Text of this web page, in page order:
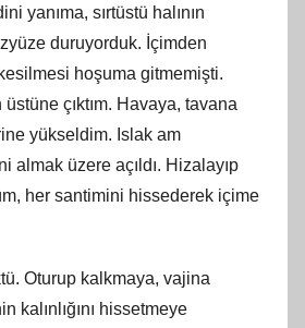
yanıma, sırtüstü halının
duruyorduk. İçimden
hoşuma gitmemişti.
çıktım. Havaya, tavana
yükseldim. Islak am
almak üzere açıldı. Hizalayıp
her santimini hissederek içime
Oturup kalkmaya, vajina
kalınlığını hissetmeye